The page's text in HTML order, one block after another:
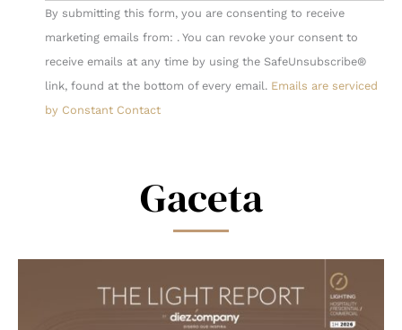
Constant
Contact
Use.
Please
leave
By submitting this form, you are consenting to receive
marketing emails from: . You can revoke your consent to
receive emails at any time by using the SafeUnsubscribe®
link, found at the bottom of every email. Emails are serviced
by Constant Contact
Gaceta